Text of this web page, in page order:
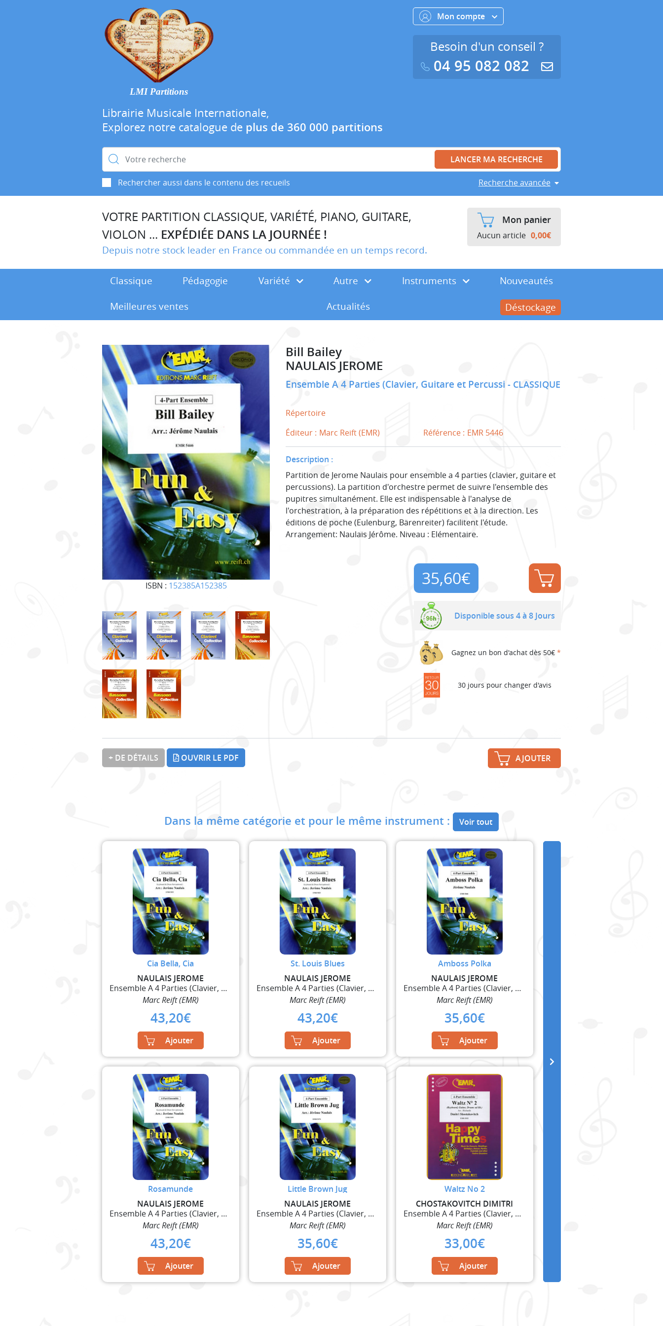
LMI Partitions
Librairie Musicale Internationale,
Explorez notre catalogue de plus de 360 000 partitions
Rechercher :
Rechercher aussi dans le contenu des recueils Recherche avancée
Mon compte
Besoin d'un conseil ?
04 95 082 082
VOTRE PARTITION CLASSIQUE, VARIÉTÉ, PIANO, GUITARE,
VIOLON ... EXPÉDIÉE DANS LA JOURNÉE !
Depuis notre stock leader en France ou commandée en un temps record.
Mon panier
Aucun article 0,00€
Classique Pédagogie Variété Autre Instruments
Nouveautés
Meilleures ventes
Actualités Déstockage
ISBN : 152385A152385
Bill Bailey
NAULAIS JEROME
Ensemble A 4 Parties (Clavier, Guitare et Percussi CLASSIQUE
Répertoire
Éditeur : Marc Reift (EMR) Référence : EMR 5446
Description :
Partition de Jerome Naulais pour ensemble a 4 parties (clavier, guitare et
percussions). La partition d'orchestre permet de suivre l'ensemble des
pupitres simultanément. Elle est indispensable à l'analyse de
l'orchestration, à la préparation des répétitions et à la direction. Les
éditions de poche (Eulenburg, Bärenreiter) facilitent l'étude.
Arrangement: Naulais Jérôme. Niveau : Elémentaire.
35,60€
Disponible sous 4 à 8 Jours
Gagnez un bon d'achat dès 50€ *
30 jours pour changer d'avis
+ DE DÉTAILS OUVRIR LE PDF AJOUTER
Dans la même catégorie et pour le même instrument : Voir tout
Cia Bella, Cia
NAULAIS JEROME
Ensemble A 4 Parties (Clavier, Guitare et Percussi
Marc Reift (EMR)
43,20€
Ajouter
St. Louis Blues
NAULAIS JEROME
Ensemble A 4 Parties (Clavier, Guitare et Percussi
Marc Reift (EMR)
43,20€
Ajouter
Amboss Polka
NAULAIS JEROME
Ensemble A 4 Parties (Clavier, Guitare et Percussi
Marc Reift (EMR)
35,60€
Ajouter
Rosamunde
NAULAIS JEROME
Ensemble A 4 Parties (Clavier, Guitare et Percussi
Marc Reift (EMR)
43,20€
Ajouter
Little Brown Jug
NAULAIS JEROME
Ensemble A 4 Parties (Clavier, Guitare et Percussi
Marc Reift (EMR)
35,60€
Ajouter
Waltz No 2
CHOSTAKOVITCH DIMITRI
Ensemble A 4 Parties (Clavier, Guitare et Percussi
Marc Reift (EMR)
33,00€
Ajouter